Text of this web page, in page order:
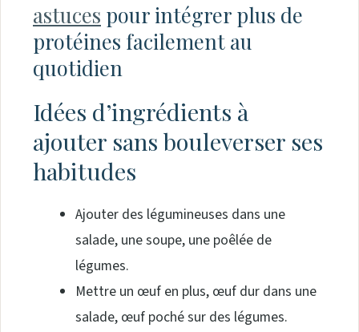
astuces pour intégrer plus de
protéines facilement au
quotidien
Idées d’ingrédients à
ajouter sans bouleverser ses
habitudes
Ajouter des légumineuses dans une
salade, une soupe, une poêlée de
légumes.
Mettre un œuf en plus, œuf dur dans une
salade, œuf poché sur des légumes.